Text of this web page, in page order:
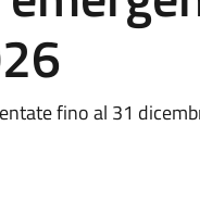
fino al 31